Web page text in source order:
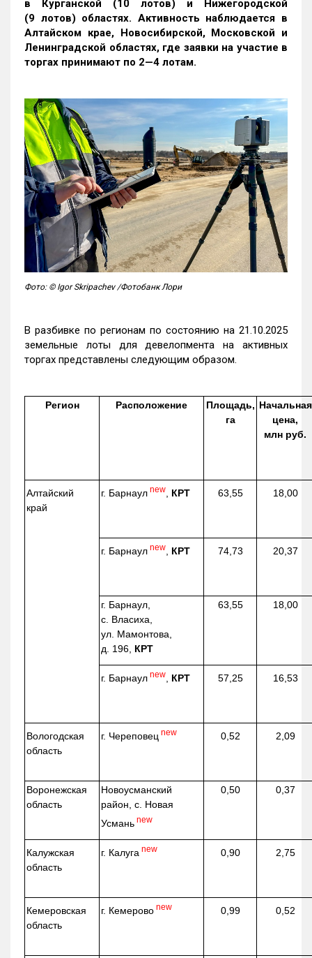
в Курганской (10 лотов) и Нижегородской
(9 лотов) областях. Активность наблюдается в
Алтайском крае, Новосибирской, Московской и
Ленинградской областях, где заявки на участие в
торгах принимают по 2—4 лотам.
Фото: © Igor Skripachev /Фотобанк Лори
В разбивке по регионам по состоянию на 21.10.2025
земельные лоты для девелопмента на активных
торгах представлены следующим образом.
Регион Расположение
Площадь,
га
Начальная
цена,
млн руб.
Алтайский
край
г. Барнаул new КРТ 63,55 18,00
г. Барнаул new КРТ 74,73 20,37
г. Барнаул,
с. Власиха,
ул. Мамонтова,
д. 196, КРТ
63,55 18,00
г. Барнаул new КРТ 57,25 16,53
Вологодская
область
г. Череповец new 0,52 2,09
Воронежская
область
Новоусманский
район, с. Новая
Усмань new
0,50 0,37
Калужская
область
г. Калуга new 0,90 2,75
Кемеровская
область
г. Кемерово new 0,99 0,52